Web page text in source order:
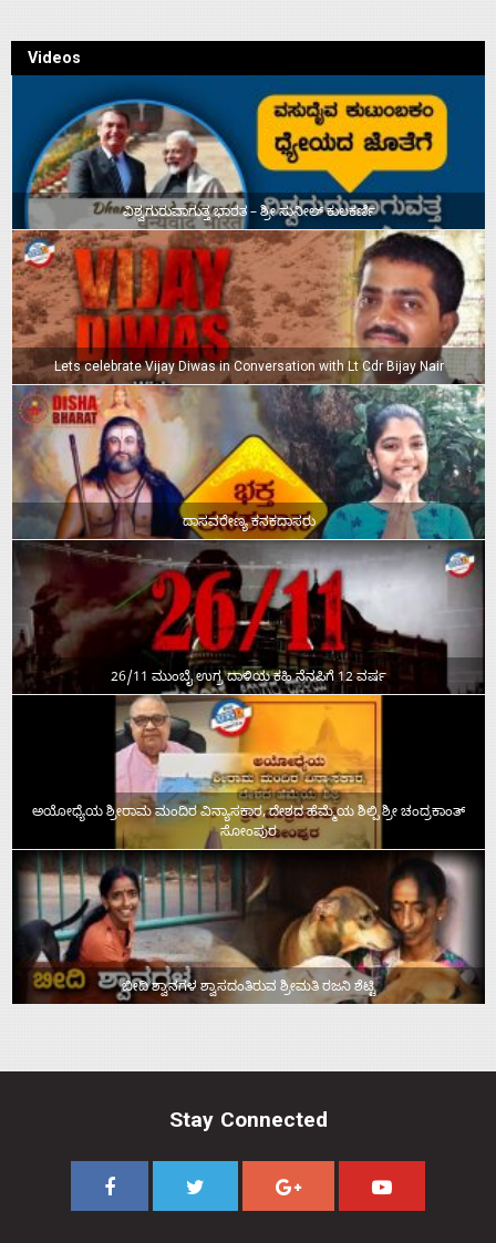
Videos
ವಿಶ್ವಗುರುವಾಗುತ್ತ ಭಾರತ – ಶ್ರೀ ಸುನೀಲ್‌ ಕುಲಕರ್ಣಿ
Lets celebrate Vijay Diwas in Conversation with Lt Cdr Bijay Nair
ದಾಸವರೇಣ್ಯ ಕನಕದಾಸರು
26/11 ಮುಂಬೈ ಉಗ್ರ ದಾಳಿಯ ಕಹಿ ನೆನಪಿಗೆ 12 ವರ್ಷ
ಅಯೋಧ್ಯೆಯ ಶ್ರೀರಾಮ ಮಂದಿರ ವಿನ್ಯಾಸಕಾರ, ದೇಶದ ಹೆಮ್ಮೆಯ ಶಿಲ್ಪಿ ಶ್ರೀ ಚಂದ್ರಕಾಂತ್‌
ಸೋಂಪುರ
ಬೀದಿ ಶ್ವಾನಗಳ ಶ್ವಾಸದಂತಿರುವ ಶ್ರೀಮತಿ ರಜನಿ ಶೆಟ್ಟಿ
Stay Connected